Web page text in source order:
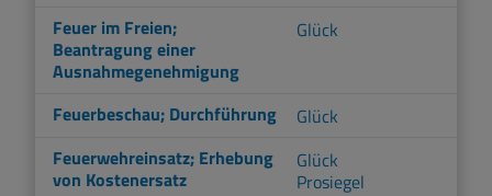
Feuer im Freien;
Beantragung einer
Ausnahmegenehmigung
Glück
Feuerbeschau; Durchführung
Glück
Feuerwehreinsatz; Erhebung
von Kostenersatz
Glück
Prosiegel